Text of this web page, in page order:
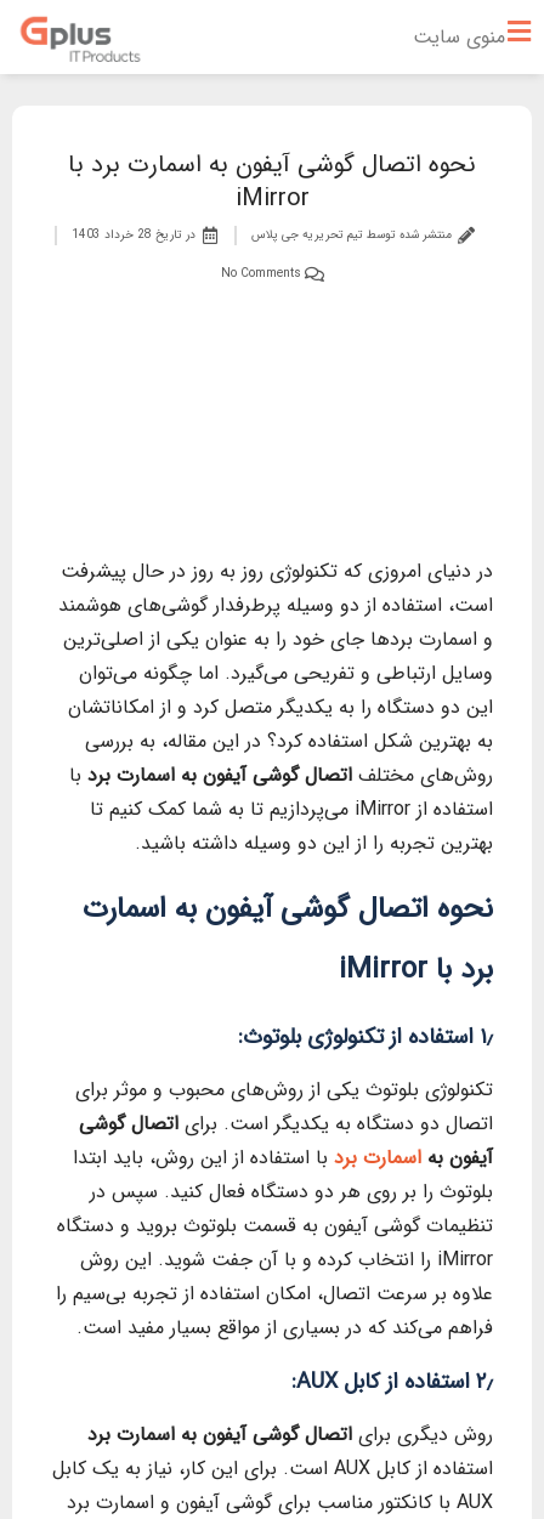
منوی سایت
نحوه اتصال گوشی آیفون به اسمارت برد با
iMirror
منتشر شده توسط تیم تحریریه جی پلاس در تاریخ 28 خرداد 1403
No Comments
در دنیای امروزی که تکنولوژی روز به روز در حال پیشرفت
است، استفاده از دو وسیله پرطرفدار گوشی‌های هوشمند
و اسمارت بردها جای خود را به عنوان یکی از اصلی‌ترین
وسایل ارتباطی و تفریحی می‌گیرد. اما چگونه می‌توان
این دو دستگاه را به یکدیگر متصل کرد و از امکاناتشان
به بهترین شکل استفاده کرد؟ در این مقاله، به بررسی
روش‌های مختلف اتصال گوشی آیفون به اسمارت برد با
استفاده از iMirror می‌پردازیم تا به شما کمک کنیم تا
بهترین تجربه را از این دو وسیله داشته باشید.
نحوه اتصال گوشی آیفون به اسمارت
برد با iMirror
۱٫ استفاده از تکنولوژی بلوتوث:
تکنولوژی بلوتوث یکی از روش‌های محبوب و موثر برای
اتصال دو دستگاه به یکدیگر است. برای اتصال گوشی
آیفون به اسمارت برد با استفاده از این روش، باید ابتدا
بلوتوث را بر روی هر دو دستگاه فعال کنید. سپس در
تنظیمات گوشی آیفون به قسمت بلوتوث بروید و دستگاه
iMirror را انتخاب کرده و با آن جفت شوید. این روش
علاوه بر سرعت اتصال، امکان استفاده از تجربه بی‌سیم را
فراهم می‌کند که در بسیاری از مواقع بسیار مفید است.
۲٫ استفاده از کابل AUX:
روش دیگری برای اتصال گوشی آیفون به اسمارت برد
استفاده از کابل AUX است. برای این کار، نیاز به یک کابل
AUX با کانکتور مناسب برای گوشی آیفون و اسمارت برد